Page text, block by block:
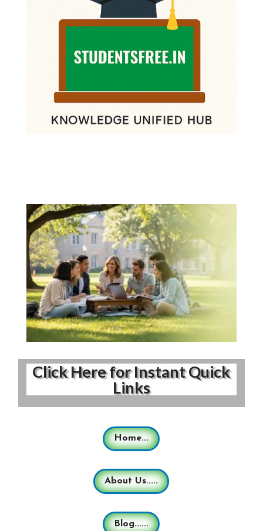
Click Here for Instant Quick
Links
Home...
About Us.....
Blog......